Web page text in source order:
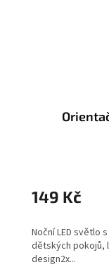
149 Kč
Noční LED světlo
dětských pokojů,
design2x...